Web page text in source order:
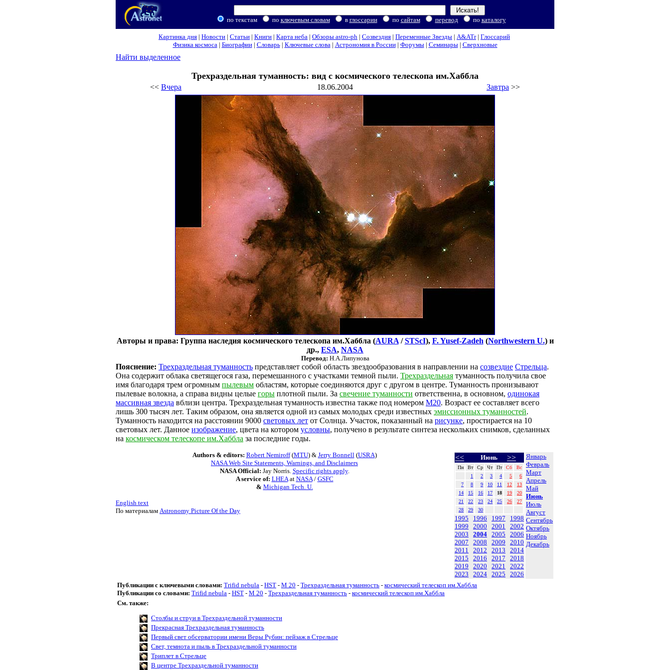
по текстам по ключевым словам в глоссарии по сайтам перевод по каталогу
Картинка дня | Новости | Статьи | Книги | Карта неба | Обзоры astro-ph | Созвездия | Переменные Звезды | A&ATr| Глоссарий
Физика космоса| Биографии| Словарь| Ключевые слова| Астрономия в России| Форумы| Семинары| Сверхновые
Найти выделенное
Трехраздельная туманность: вид с космического телескопа им.Хаббла
<< Вчера 18.06.2004 Завтра >>
Авторы и права: Группа наследия космического телескопа им.Хаббла (AURA/STScI), F. Yusef-Zadeh (Northwestern U.) и
др., ESA, NASA
Перевод: Н.А.Липунова
Пояснение: Трехраздельная туманность представляет собой область звездообразования в направлении на созвездие Стрельца.
Она содержит облака светящегося газа, перемешанного с участками темной пыли. Трехраздельная туманность получила свое
имя благодаря трем огромным пылевым областям, которые соединяются друг с другом в центре. Туманность пронизывают
пылевые волокна, а справа видны целые горы плотной пыли. За свечение туманности ответственна, в основном, одинокая
массивная звезда вблизи центра. Трехраздельная туманность известна также под номером M20. Возраст ее составляет всего
лишь 300 тысяч лет. Таким образом, она является одной из самых молодых среди известных эмиссионных туманностей.
Туманность находится на расстоянии 9000 световых лет от Солнца. Участок, показанный на рисунке, простирается на 10
световых лет. Данное изображение, цвета на котором условны, получено в результате синтеза нескольких снимков, сделанных
на космическом телескопе им.Хаббла за последние годы.
<< Июнь >>
Пн Вт Ср Чт Пт Сб
Вс
1
2 3 4 5
6
7
8 9 10 11 12
13
14
15 16 17 18 19
20
21
22 23 24 25 26
27
28
29 30
1995 1996 1997
1998
1999
2000 2001
2002
2003
2004 2005
2006
2007
2008 2009
2010
2011
2012 2013
2014
2015
2016 2017
2018
2019
2020 2021
2022
2023
2024 2025 2026
Январь
Февраль
Март
Апрель
Май
Июнь
Июль
Август
Сентябрь
Октябрь
Ноябрь
Декабрь
Authors & editors: Robert Nemiroff(MTU) & Jerry Bonnell(USRA)
NASA Web Site Statements, Warnings, and Disclaimers
NASA Official: Jay Norris. Specific rights apply.
A service of: LHEAat NASA/ GSFC
& Michigan Tech. U.
English text
По материалам Astronomy Picture Of the Day
Публикации с ключевыми словами: Trifid nebula - HST - M 20 - Трехраздельная туманность - космический телескоп им.Хаббла
Публикации со словами: Trifid nebula - HST - M 20 - Трехраздельная туманность - космический телескоп им.Хаббла
См. также:
Столбы и струи в Трехраздельной туманности
Прекрасная Трехраздельная туманность
Первый свет обсерватории имени Веры Рубин: пейзаж в Стрельце
Свет, темнота и пыль в Трехраздельной туманности
Триплет в Стрельце
В центре Трехраздельной туманности